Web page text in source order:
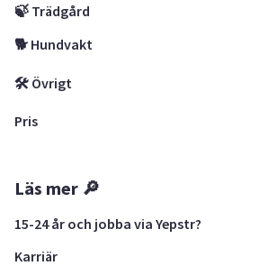
🍃 Trädgård
🐕 Hundvakt
🛠 Övrigt
Pris
Läs mer 🔎
15-24 år och jobba via Yepstr?
Karriär